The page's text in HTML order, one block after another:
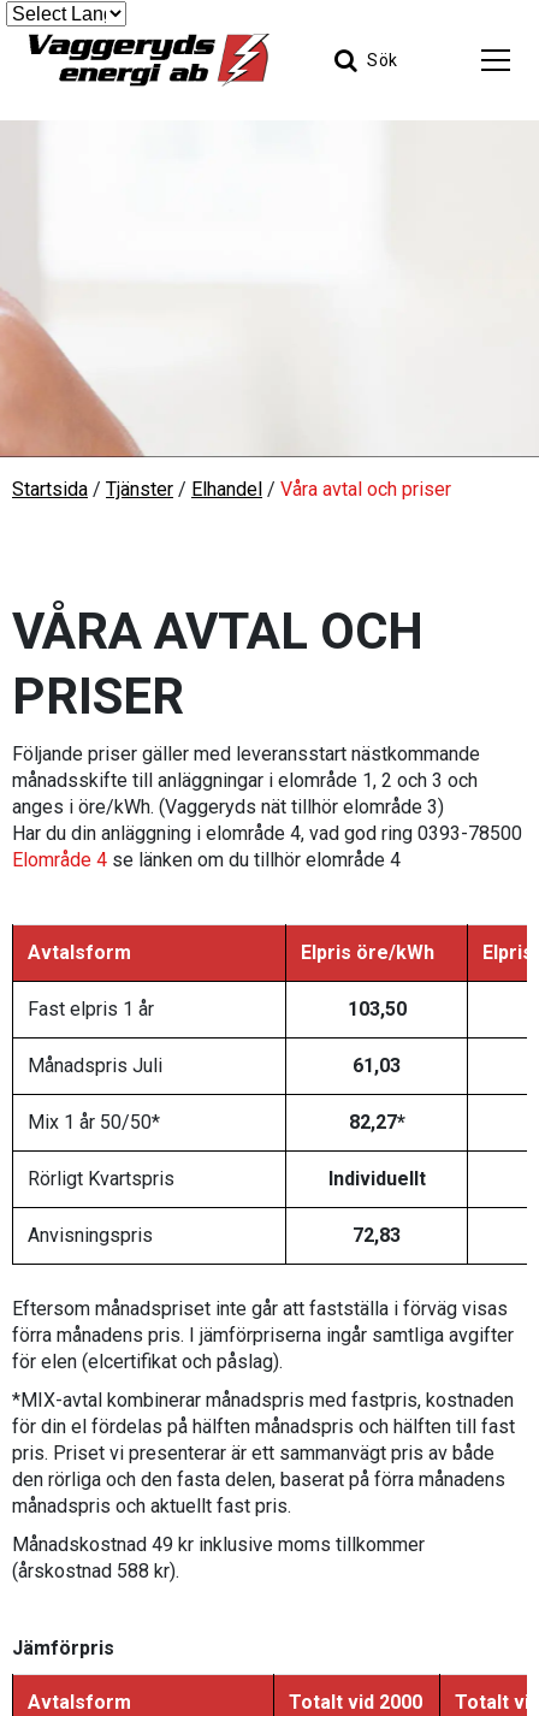
Sök
Startsida / Tjänster / Elhandel / Våra avtal och priser
VÅRA AVTAL OCH
PRISER
Följande priser gäller med leveransstart nästkommande
månadsskifte till anläggningar i elområde 1, 2 och 3 och
anges i öre/kWh. (Vaggeryds nät tillhör elområde 3)
Har du din anläggning i elområde 4, vad god ring 0393-78500
Elområde 4 se länken om du tillhör elområde 4
Avtalsform Elpris öre/kWh Elpris
Fast elpris 1 år 103,50
Månadspris Juli 61,03
Mix 1 år 50/50* 82,27*
Rörligt Kvartspris Individuellt
Anvisningspris 72,83
Eftersom månadspriset inte går att fastställa i förväg visas
förra månadens pris. I jämförpriserna ingår samtliga avgifter
för elen (elcertifikat och påslag).
*MIX-avtal kombinerar månadspris med fastpris, kostnaden
för din el fördelas på hälften månadspris och hälften till fast
pris. Priset vi presenterar är ett sammanvägt pris av både
den rörliga och den fasta delen, baserat på förra månadens
månadspris och aktuellt fast pris.
Månadskostnad 49 kr inklusive moms tillkommer
(årskostnad 588 kr).
Jämförpris
Avtalsform
Totalt vid 2000
Totalt vid